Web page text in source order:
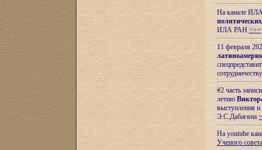
На канале
ИЛА РАН >>>
11 февраля
#2 часть
летию
выступления
Э.С.Дабагяна
На youtube
Ученого